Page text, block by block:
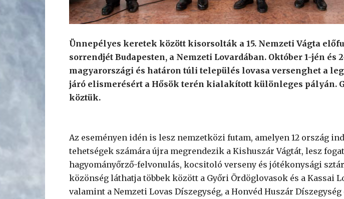
Ünnepélyes keretek között kisorsolták a 15. Nemzeti Vágta
sorrendjét Budapesten, a Nemzeti Lovardában. Október 1-jén és
magyarországi és határon túli település lovasa versenghet a
járó elismerésért a Hősök terén kialakított különleges pályán.
köztük.
Az eseményen idén is lesz nemzetközi futam, amelyen 12 ország
tehetségek számára újra megrendezik a Kishuszár Vágtát, lesz
hagyományőrző-felvonulás, kocsitoló verseny és jótékonysági
közönség láthatja többek között a Győri Ördöglovasok és a Kassai
valamint a Nemzeti Lovas Díszegység, a Honvéd Huszár Díszegység